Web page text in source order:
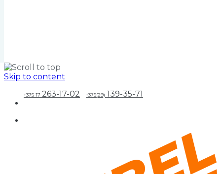
Skip to content
+375 17 263-17-02 +375(29) 139-35-71